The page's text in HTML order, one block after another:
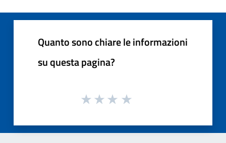
Quanto sono chiare le informazioni
su questa pagina?